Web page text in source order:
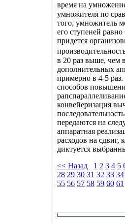
время на
умножителя по
того, умножитель
его ступеней
придется
в 20 раз выше, чем
дополнительных
примерно в 4-5
способов
конвейеризация
передаются на
аппаратная
расходов на сдвиг,
диктуется
<< Назад
1 2 3 4 5
28 29 30 31 32 33 34
55 56 57 58 59 60 61